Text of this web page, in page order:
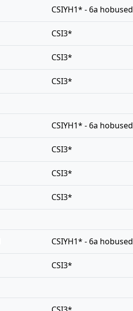
CSIYH1* - 6a hobused
CSI3*
CSI3*
CSI3*
CSIYH1* - 6a hobused
CSI3*
CSI3*
CSI3*
CSIYH1* - 6a hobused
CSI3*